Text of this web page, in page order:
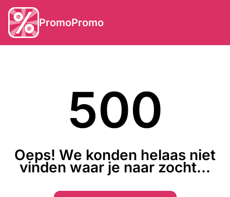
PromoPromo
500
Oeps! We konden helaas niet
vinden waar je naar zocht...